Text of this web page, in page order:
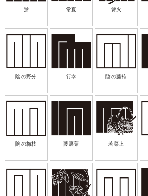
蛍 常夏 篝火
陰の野分 行幸 陰の藤袴
陰の梅枝 藤裏葉 若菜上